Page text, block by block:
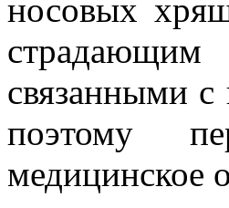
носовых
связанными
поэтому
медицинское